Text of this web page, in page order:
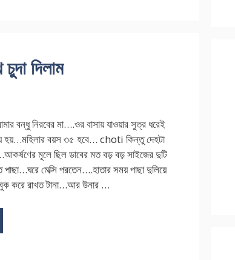
দিলাম
নিরবের মা….ওর বাসায় যাওয়ার সুত্র ধরেই
হয়…মহিলার বয়স ৩৫ হবে… choti কিন্তু দেহটা
মূলে ছিল ডাবের মত বড় বড় সাইজের দুটি
মেক্সি পরতেন….হাতার সময় পাছা দুলিয়ে
করে রাখত টানা…আর উনার …